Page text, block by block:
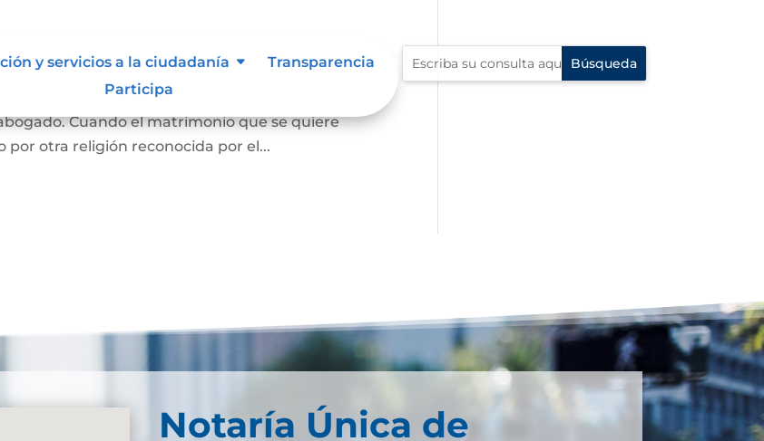
y servicios a la ciudadanía
Transparencia
Participa
hace en notaría, siempre que las partes estén
Cuando el matrimonio que se quiere
otra religión reconocida por el...
Notaría Única de